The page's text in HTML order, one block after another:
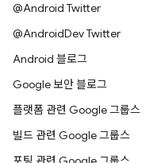
@Android Twitter
@AndroidDev Twitter
Android 블로그
Google 보안 블로그
플랫폼 관련 Google 그룹스
빌드 관련 Google 그룹스